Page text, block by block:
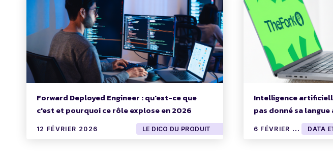
Forward Deployed Engineer : qu'est-ce que
c'est et pourquoi ce rôle explose en 2026
12 FÉVRIER 2026 LE DICO DU PRODUIT
Intelligence
pas donné sa
6
FÉVRIER 2026 DATA